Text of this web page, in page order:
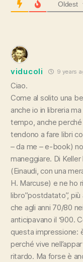
Oldest
viducoli 9 years
Ciao.
Come al solito una
anche io in libreria
tempo, anche
tendono a fare libri
– da me – e-book)
maneggiare. Di
(Einaudi, con una
H. Marcuse) e ne ho
libro”postdatato”,
che agli anni 70/80
anticipavano il ‘900.
questa impressione:
perché vive
ritardo. Ma forse è